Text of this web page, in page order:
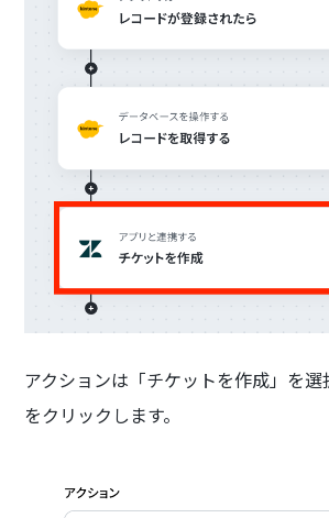
アクションは「チケットを作成」を選
をクリックします。